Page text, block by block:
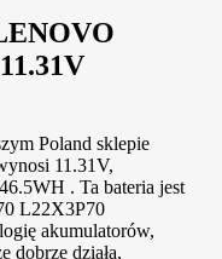
Poland sklepie
11.31V,
. Ta bateria jest
L22X3P70
akumulatorów,
dobrze działa,